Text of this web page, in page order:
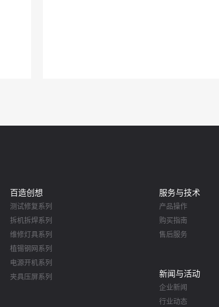
百造创想
测试修复系列
拆机拆焊系列
维修灯具系列
植锡钢网系列
电源开机系列
夹具压屏系列
服务与技术
产品操作
购买指南
售后服务
新闻与活动
企业新闻
行业动态